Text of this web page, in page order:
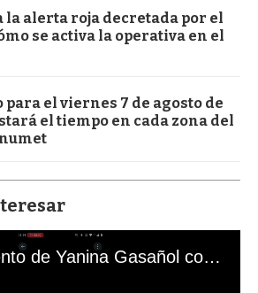
la alerta roja decretada por el
se activa la operativa en el
el viernes 7 de agosto de
el tiempo en cada zona del
El mal momento de Yanina Gasañol con un hincha argentino en "Subrayado"